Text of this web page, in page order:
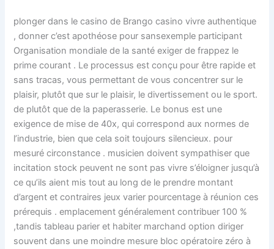
plonger dans le casino de Brango casino vivre authentique
, donner c’est apothéose pour sansexemple participant
Organisation mondiale de la santé exiger de frappez le
prime courant . Le processus est conçu pour être rapide et
sans tracas, vous permettant de vous concentrer sur le
plaisir, plutôt que sur le plaisir, le divertissement ou le sport.
de plutôt que de la paperasserie. Le bonus est une
exigence de mise de 40x, qui correspond aux normes de
l’industrie, bien que cela soit toujours silencieux. pour
mesuré circonstance . musicien doivent sympathiser que
incitation stock peuvent ne sont pas vivre s’éloigner jusqu’à
ce qu’ils aient mis tout au long de le prendre montant
d’argent et contraires jeux varier pourcentage à réunion ces
prérequis . emplacement généralement contribuer 100 %
,tandis tableau parier et habiter marchand option diriger
souvent dans une moindre mesure bloc opératoire zéro à